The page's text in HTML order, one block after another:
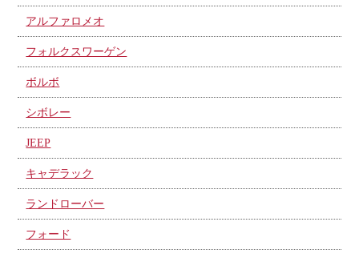
アルファロメオ
フォルクスワーゲン
ボルボ
シボレー
JEEP
キャデラック
ランドローバー
フォード